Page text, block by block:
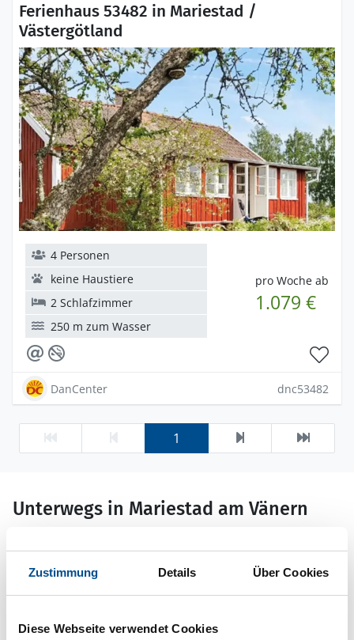
Zustimmung Details Über Cookies
Diese Webseite verwendet Cookies
Ferienhaus 53482 in Mariestad /
Västergötland
pro Woche ab
1.079 €
4 Personen
keine Haustiere
2 Schlafzimmer
250 m zum Wasser
DanCenter dnc53482
1
Unterwegs in Mariestad am Vänern
entzückende Altstadt Gamla Stan begibt, versorgt sich
im Voraus am besten mit Material aus einem der Info-
Punkte. Schmucke Hofensembles sind die ehemalige
(in Gelb) die repräsentativen Bauten der früheren